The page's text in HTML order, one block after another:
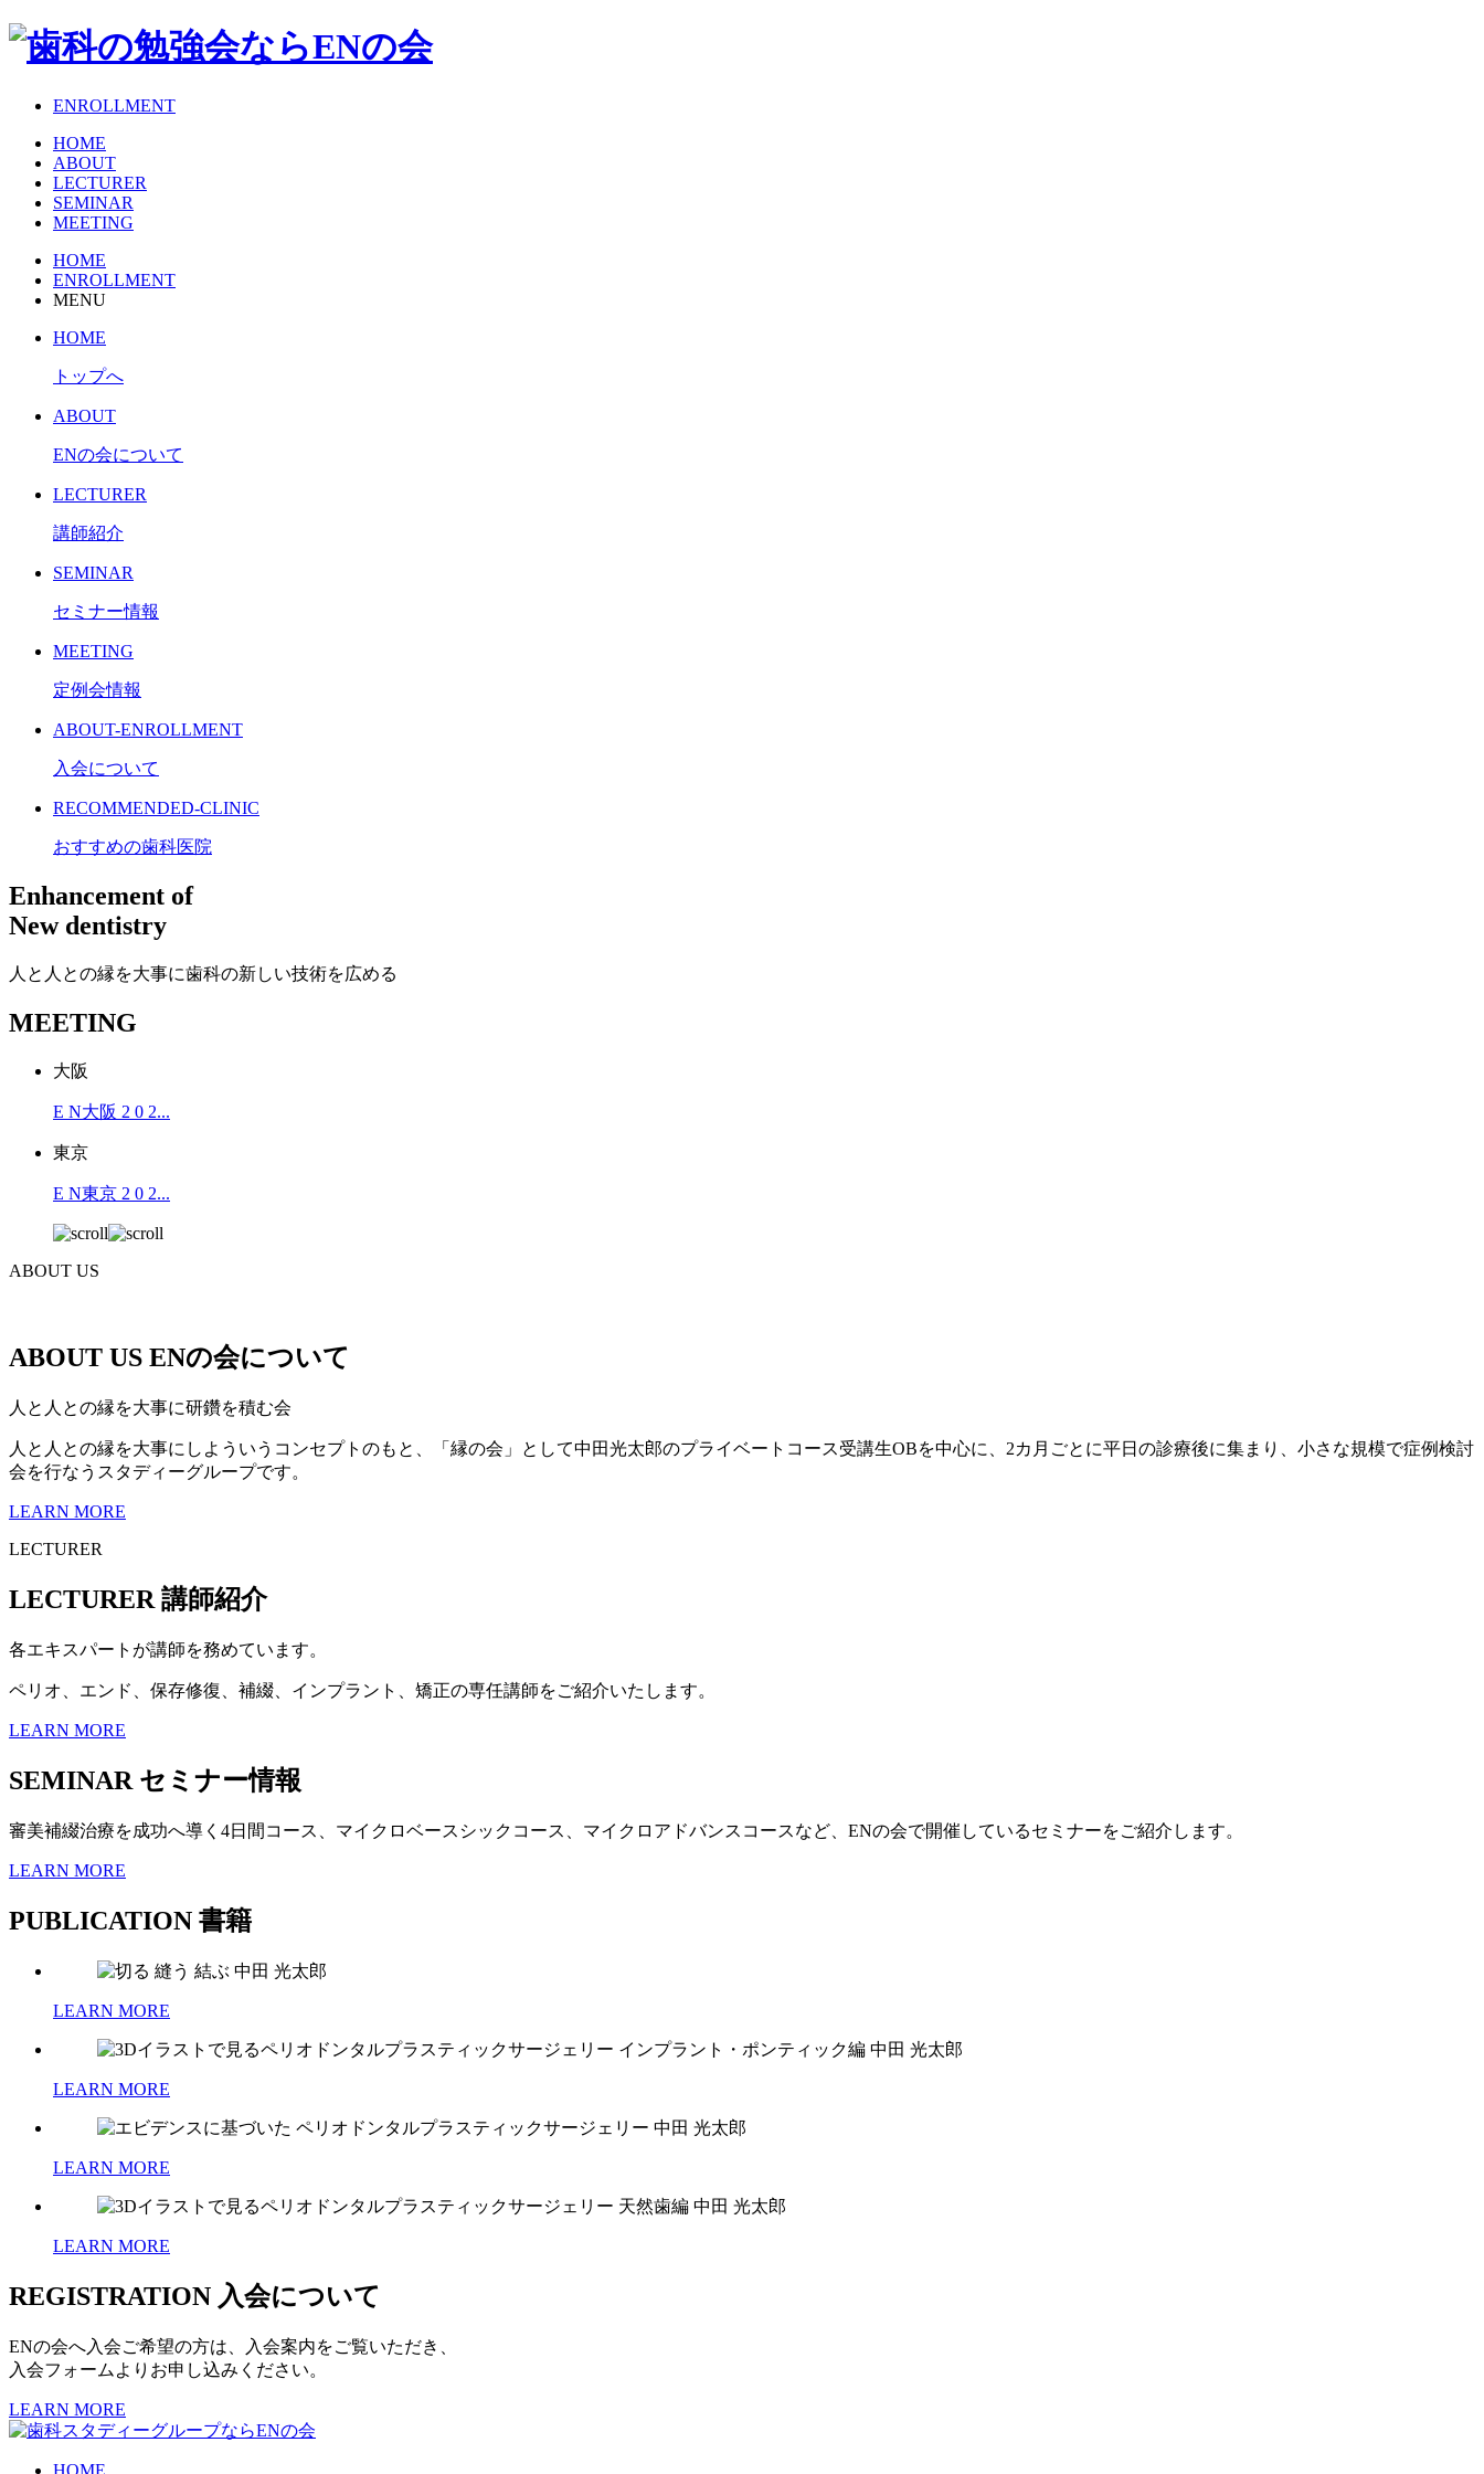
ENROLLMENT
HOME
ABOUT
LECTURER
SEMINAR
MEETING
HOME
ENROLLMENT
MENU
HOME
トップへ
ABOUT
ENの会について
LECTURER
講師紹介
SEMINAR
セミナー情報
MEETING
定例会情報
ABOUT-ENROLLMENT
入会について
RECOMMENDED-CLINIC
おすすめの歯科医院
Enhancement of
New dentistry
人と人との縁を大事に歯科の新しい技術を広める
MEETING
大阪
E N大阪 2 0 2...
東京
E N東京 2 0 2...
ABOUT US
ABOUT US ENの会について
人と人との縁を大事に研鑽を積む会
人と人との縁を大事にしよういうコンセプトのもと、「縁の会」として中田光太郎のプライベートコース受講生OBを中心に、2カ月ごとに平日の診療後に集まり、小さな規模で症例検討
会を行なうスタディーグループです。
LEARN MORE
LECTURER
LECTURER 講師紹介
各エキスパートが講師を務めています。
ペリオ、エンド、保存修復、補綴、インプラント、矯正の専任講師をご紹介いたします。
LEARN MORE
SEMINAR セミナー情報
審美補綴治療を成功へ導く4日間コース、マイクロベースシックコース、マイクロアドバンスコースなど、ENの会で開催しているセミナーをご紹介します。
LEARN MORE
PUBLICATION 書籍
LEARN MORE
LEARN MORE
LEARN MORE
LEARN MORE
REGISTRATION 入会について
ENの会へ入会ご希望の方は、入会案内をご覧いただき、
入会フォームよりお申し込みください。
LEARN MORE
HOME